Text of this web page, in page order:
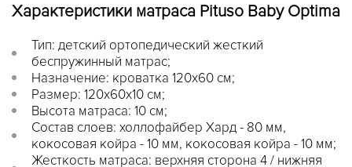
Характеристики матраса Pituso Baby Optima
Тип: детский ортопедический жесткий
беспружинный матрас;
Назначение: кроватка 120x60 см;
Размер: 120x60x10 см;
Высота матраса: 10 см;
Состав слоев: холлофайбер Хард - 80 мм,
кокосовая койра - 10 мм, кокосовая койра - 10 мм;
Жесткость матраса: верхняя сторона 4 / нижняя